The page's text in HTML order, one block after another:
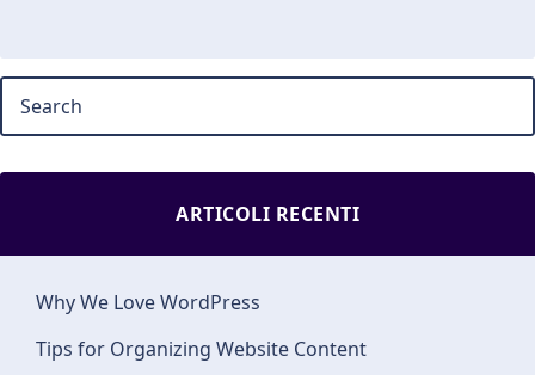
ARTICOLI RECENTI
Why We Love WordPress
Tips for Organizing Website Content